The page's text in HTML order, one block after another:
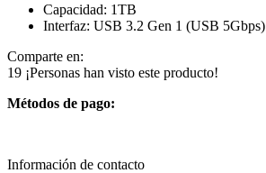
Capacidad: 1TB
Interfaz: USB 3.2 Gen 1 (USB 5Gbps)
Comparte en:
19 ¡Personas han visto este producto!
Métodos de pago:
Información de contacto